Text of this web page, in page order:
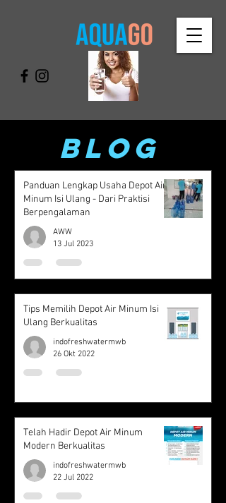
blog
Panduan Lengkap Usaha Depot Air
Minum Isi Ulang - Dari Praktisi
Berpengalaman
AWW
13 Jul 2023
Tips Memilih Depot Air Minum Isi
Ulang Berkualitas
indofreshwatermwb
26 Okt 2022
Telah Hadir Depot Air Minum
Modern Berkualitas
indofreshwatermwb
22 Jul 2022